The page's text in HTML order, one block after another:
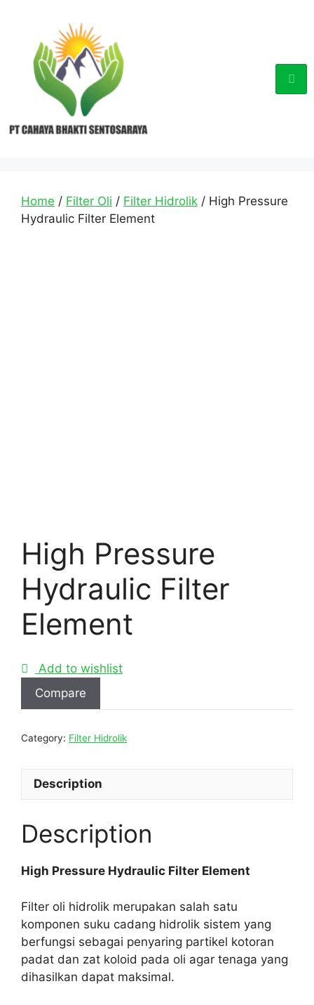
Home / Filter Oli / Filter Hidrolik / High Pressure
Hydraulic Filter Element
High Pressure
Hydraulic Filter
Element
Add to wishlist
Compare
Category: Filter Hidrolik
Description
Description
High Pressure Hydraulic Filter Element
Filter oli hidrolik merupakan salah satu
komponen suku cadang hidrolik sistem yang
berfungsi sebagai penyaring partikel kotoran
padat dan zat koloid pada oli agar tenaga yang
dihasilkan dapat maksimal.